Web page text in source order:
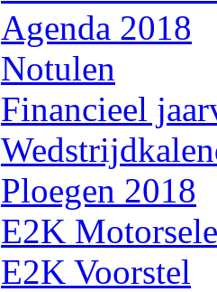
Agenda 2018
Notulen
Financieel
Ploegen 2018
E2K
E2K Voorstel